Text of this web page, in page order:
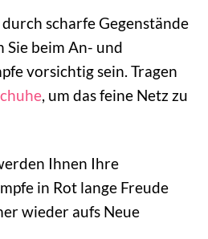
scharfe Gegenstände
Sie beim An- und
vorsichtig sein. Tragen
, um das feine Netz zu
Ihnen Ihre
in Rot lange Freude
wieder aufs Neue